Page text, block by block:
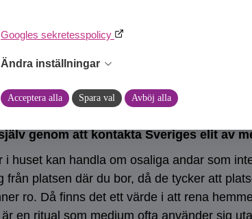
Googles sekretesspolicy
Ändra inställningar
Acceptera alla Spara val Avböj alla
allt ifrån att man är utsatt för svart magi
till dig. Det kan även röra sig om en
i hemmet kan vara allt från att det slår i
drar i ditt täcke på natten när du sover.
hos någon ut av tarotguiderna på
genom att kontakta Sveriges elit av
i huset kan handla om osaliga andar som
från platsen där du bor, då de tycker att
ro. Då finns det ett värde i att rena
en ritual som medium ofta använder sig